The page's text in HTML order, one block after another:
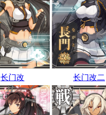
长门改 长门改二